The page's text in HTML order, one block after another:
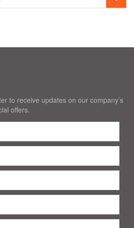
to receive updates on our company’s
offers.